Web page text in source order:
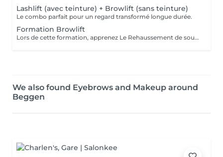
Lashlift (avec teinture) + Browlift (sans teinture)
Le combo parfait pour un regard transformé longue durée.
Formation Browlift
Lors de cette formation, apprenez Le Rehaussement de sourcils, coiffer et structurer les sourcils naturels de vos clientes sans artifices. Teinture de sourcils, soulignez le regard en utilisant la teinte la plus adapté.
We also found Eyebrows and Makeup around
Beggen